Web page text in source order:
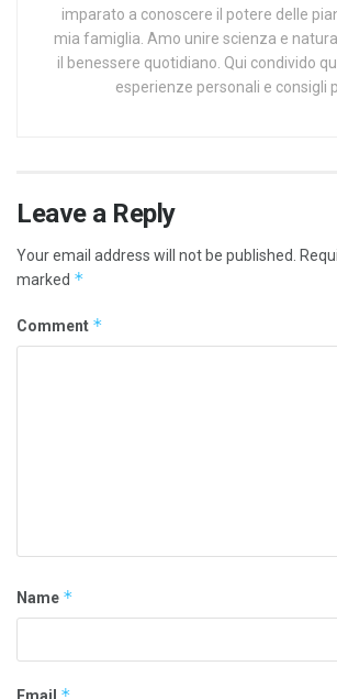
imparato a conoscere il potere delle
mia famiglia. Amo unire scienza e
il benessere quotidiano. Qui condivido
esperienze personali e consigli
Leave a Reply
Your email address will not be published.
marked *
Comment *
Name *
Email *